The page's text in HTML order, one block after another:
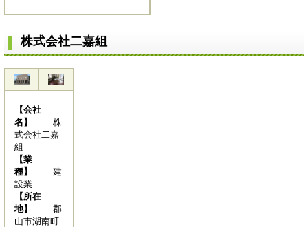
株式会社二嘉組
【会社
名】
株
式会社二嘉
組
【業
種】
建
設業
【所在
地】
郡
山市湖南町